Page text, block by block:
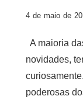
4 de maio de
A maioria
novidades,
poderosas